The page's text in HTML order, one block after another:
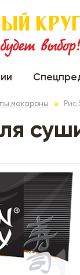
Рис